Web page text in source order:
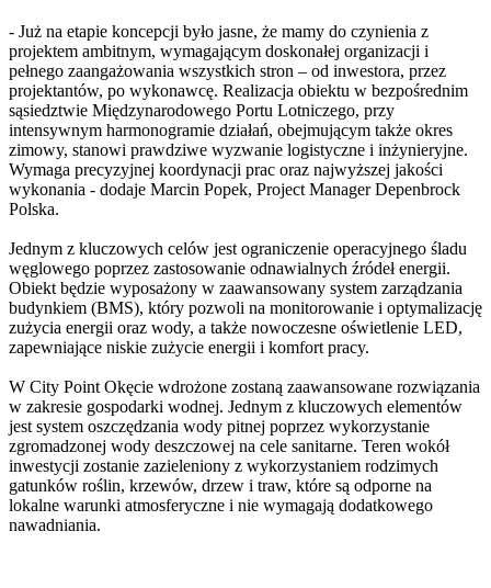
- Już na etapie koncepcji było jasne, że mamy do czynienia z
projektem ambitnym, wymagającym doskonałej organizacji i
pełnego zaangażowania wszystkich stron – od inwestora, przez
projektantów, po wykonawcę. Realizacja obiektu w bezpośrednim
sąsiedztwie Międzynarodowego Portu Lotniczego, przy
intensywnym harmonogramie działań, obejmującym także okres
zimowy, stanowi prawdziwe wyzwanie logistyczne i inżynieryjne.
Wymaga precyzyjnej koordynacji prac oraz najwyższej jakości
wykonania - dodaje Marcin Popek, Project Manager Depenbrock
Polska.
Jednym z kluczowych celów jest ograniczenie operacyjnego śladu
węglowego poprzez zastosowanie odnawialnych źródeł energii.
Obiekt będzie wyposażony w zaawansowany system zarządzania
budynkiem (BMS), który pozwoli na monitorowanie i optymalizację
zużycia energii oraz wody, a także nowoczesne oświetlenie LED,
zapewniające niskie zużycie energii i komfort pracy.
W City Point Okęcie wdrożone zostaną zaawansowane rozwiązania
w zakresie gospodarki wodnej. Jednym z kluczowych elementów
jest system oszczędzania wody pitnej poprzez wykorzystanie
zgromadzonej wody deszczowej na cele sanitarne. Teren wokół
inwestycji zostanie zazieleniony z wykorzystaniem rodzimych
gatunków roślin, krzewów, drzew i traw, które są odporne na
lokalne warunki atmosferyczne i nie wymagają dodatkowego
nawadniania.